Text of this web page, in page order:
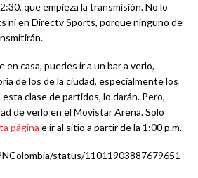
que empieza la transmisión. No lo
ni en Directv Sports, porque ninguno de
casa, puedes ir a un bar a verlo,
de los de la ciudad, especialmente los
clase de partidos, lo darán. Pero,
de verlo en el Movistar Arena. Solo
página e ir al sitio a partir de la 1:00 p.m.
status/11011903887679651